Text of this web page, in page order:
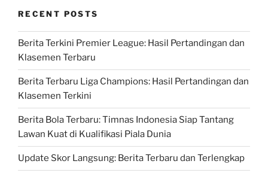
RECENT POSTS
Berita Terkini Premier League: Hasil Pertandingan dan
Klasemen Terbaru
Berita Terbaru Liga Champions: Hasil Pertandingan dan
Klasemen Terkini
Berita Bola Terbaru: Timnas Indonesia Siap Tantang
Lawan Kuat di Kualifikasi Piala Dunia
Update Skor Langsung: Berita Terbaru dan Terlengkap